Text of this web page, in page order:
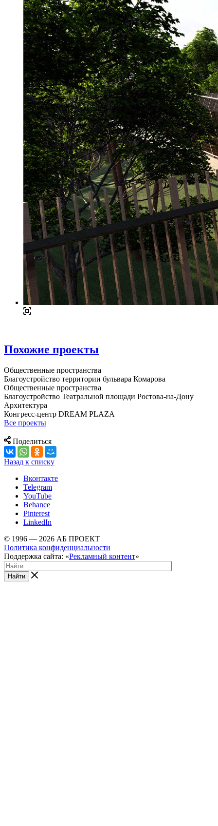
Похожие проекты
Общественные пространства
Благоустройство территории бульвара Комарова
Общественные пространства
Благоустройство Театральной площади Ростова-на-Дону
Архитектура
Конгресс-центр DREAM PLAZA
Все проекты
Поделиться
Назад к списку
Вконтакте
Telegram
YouTube
Behance
Pinterest
LinkedIn
© 1996 — 2026 АБ ПРОЕКТ
Политика конфиденциальности
Поддержка сайта: «Рекламный контент»
Найти